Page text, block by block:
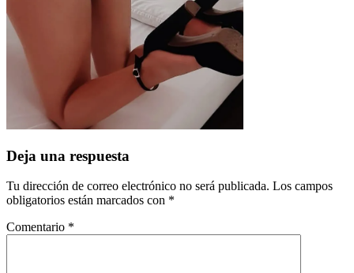
Deja una respuesta
Tu dirección de correo electrónico no será publicada. Los campos
obligatorios están marcados con *
Comentario *